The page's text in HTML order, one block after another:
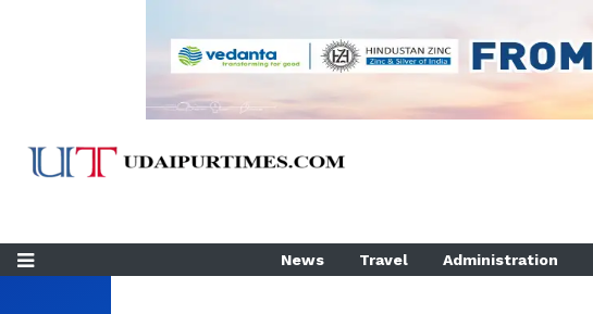
News Travel Administration